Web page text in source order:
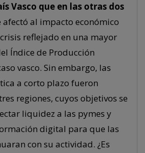
Vasco que en las otras dos
afectó al impacto económico
reflejado en una mayor
Índice de Producción
vasco. Sin embargo, las
a corto plazo fueron
regiones, cuyos objetivos se
liquidez a las pymes y
digital para que las
con su actividad. ¿Es